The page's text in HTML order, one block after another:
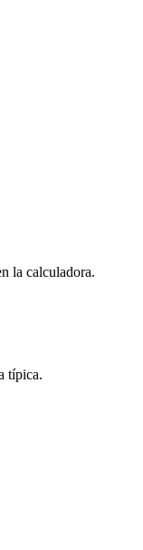
la calculadora.
típica.